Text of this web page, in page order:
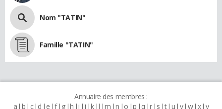
Nom "TATIN"
Famille "TATIN"
Annuaire des membres :
a b c d e f g h i j k l m n o p q r s t u v w x y